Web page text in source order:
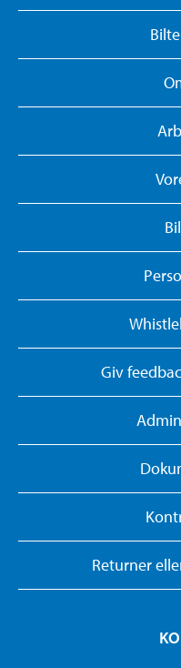
Giv
Returner